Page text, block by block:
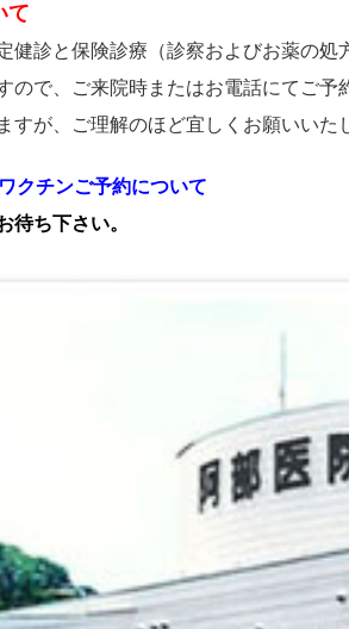
て
健診と保険診療（診察およびお薬の処
ので、ご来院時またはお電話にてご予
すが、ご理解のほど宜しくお願いいた
クチンご予約について
待ち下さい。